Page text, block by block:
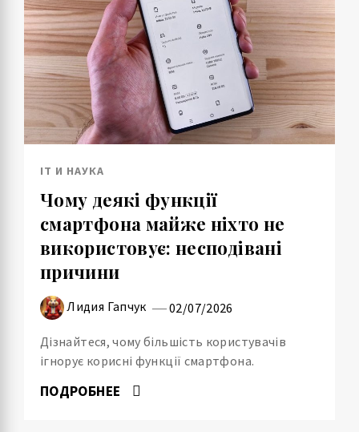
IT И НАУКА
Чому деякі функції
смартфона майже ніхто не
використовує: несподівані
причини
Лидия Гапчук 02/07/2026
Дізнайтеся, чому більшість користувачів
ігнорує корисні функції смартфона.
ПОДРОБНЕЕ